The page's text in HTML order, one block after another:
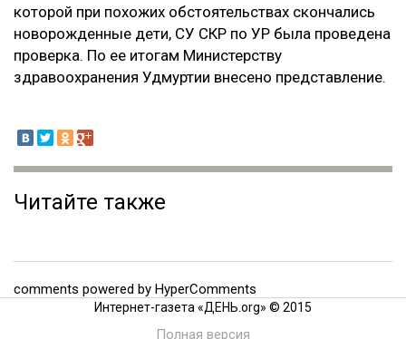
которой при похожих обстоятельствах скончались
новорожденные дети, СУ СКР по УР была проведена
проверка. По ее итогам Министерству
здравоохранения Удмуртии внесено представление.
Читайте также
comments powered by HyperComments
Интернет-газета «ДЕНЬ.org» © 2015
Полная версия